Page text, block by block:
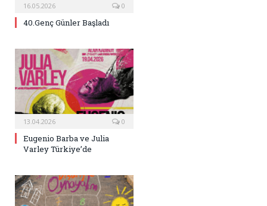
16.05.2026 0
40.Genç Günler Başladı
13.04.2026 0
Eugenio Barba ve Julia
Varley Türkiye’de